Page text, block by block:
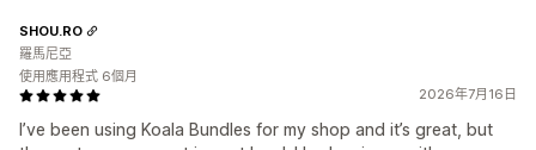
2026年7月16日
I’ve been using Koala Bundles for my shop and it’s great, but
SHOU.RO
羅馬尼亞
使用應用程式 6個月